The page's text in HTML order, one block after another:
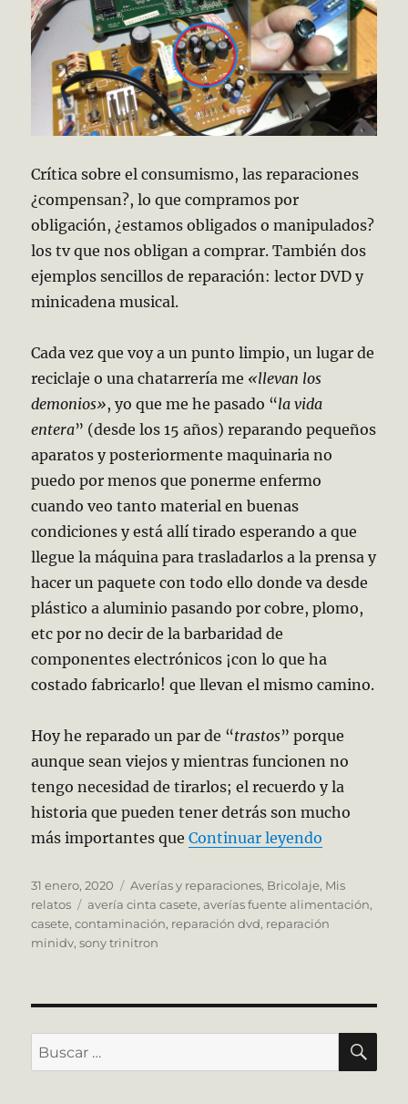
Crítica sobre el consumismo, las reparaciones
¿compensan?, lo que compramos por
obligación, ¿estamos obligados o manipulados?
los tv que nos obligan a comprar. También dos
ejemplos sencillos de reparación: lector DVD y
minicadena musical.
Cada vez que voy a un punto limpio, un lugar de
reciclaje o una chatarrería me «llevan los
demonios», yo que me he pasado “la vida
entera” (desde los 15 años) reparando pequeños
aparatos y posteriormente maquinaria no
puedo por menos que ponerme enfermo
cuando veo tanto material en buenas
condiciones y está allí tirado esperando a que
llegue la máquina para trasladarlos a la prensa y
hacer un paquete con todo ello donde va desde
plástico a aluminio pasando por cobre, plomo,
etc por no decir de la barbaridad de
componentes electrónicos ¡con lo que ha
costado fabricarlo! que llevan el mismo camino.
Hoy he reparado un par de “trastos” porque
aunque sean viejos y mientras funcionen no
tengo necesidad de tirarlos; el recuerdo y la
historia que pueden tener detrás son mucho
más importantes queContinuar leyendo
Publicado
el
31 enero, 2020 Categorías
Averías y reparaciones, Bricolaje, Mis
relatos
Etiquetas
avería cinta casete,averías fuente alimentación,
casete,contaminación, reparación dvd, reparación
minidv,sony trinitron
Buscar
por: